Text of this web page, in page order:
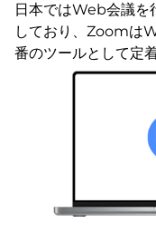
日本ではWeb会議を
しており、Zoomは
番のツールとして定